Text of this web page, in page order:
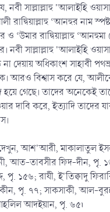
সাল্লাল্লাহু 'আলাইহি
রাদ্বিয়াল্লাহু ‘আনহুর নাম
‘উমার রাদ্বিয়াল্লাহু ‘আনহুমা
নবী সাল্লাল্লাহু 'আলাইহি
অধিকাংশ সাহাবী
আরও বিশ্বাস করে যে,
হয়ে গেছে। তাদের অনেকেই
দাবি করে, ইত্যাদি তাদের
দেখুন, আশ'আরী, মাকালাতুল
আত-তাবসীর ফিদ-দীন, পৃ. ১৬;
পৃ. ১৫৬; রাযী, ই'তিক্বাদু
পৃ. ৭৭; সাকসাকী, আল-
আদইয়ান, পৃ. ৬৫৷